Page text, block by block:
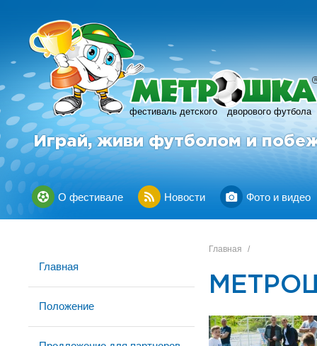
фестиваль детского дворового футбола
R
Играй, живи футболом и
О фестивале Новости Фото и видео
Главная
Положение
Главная /